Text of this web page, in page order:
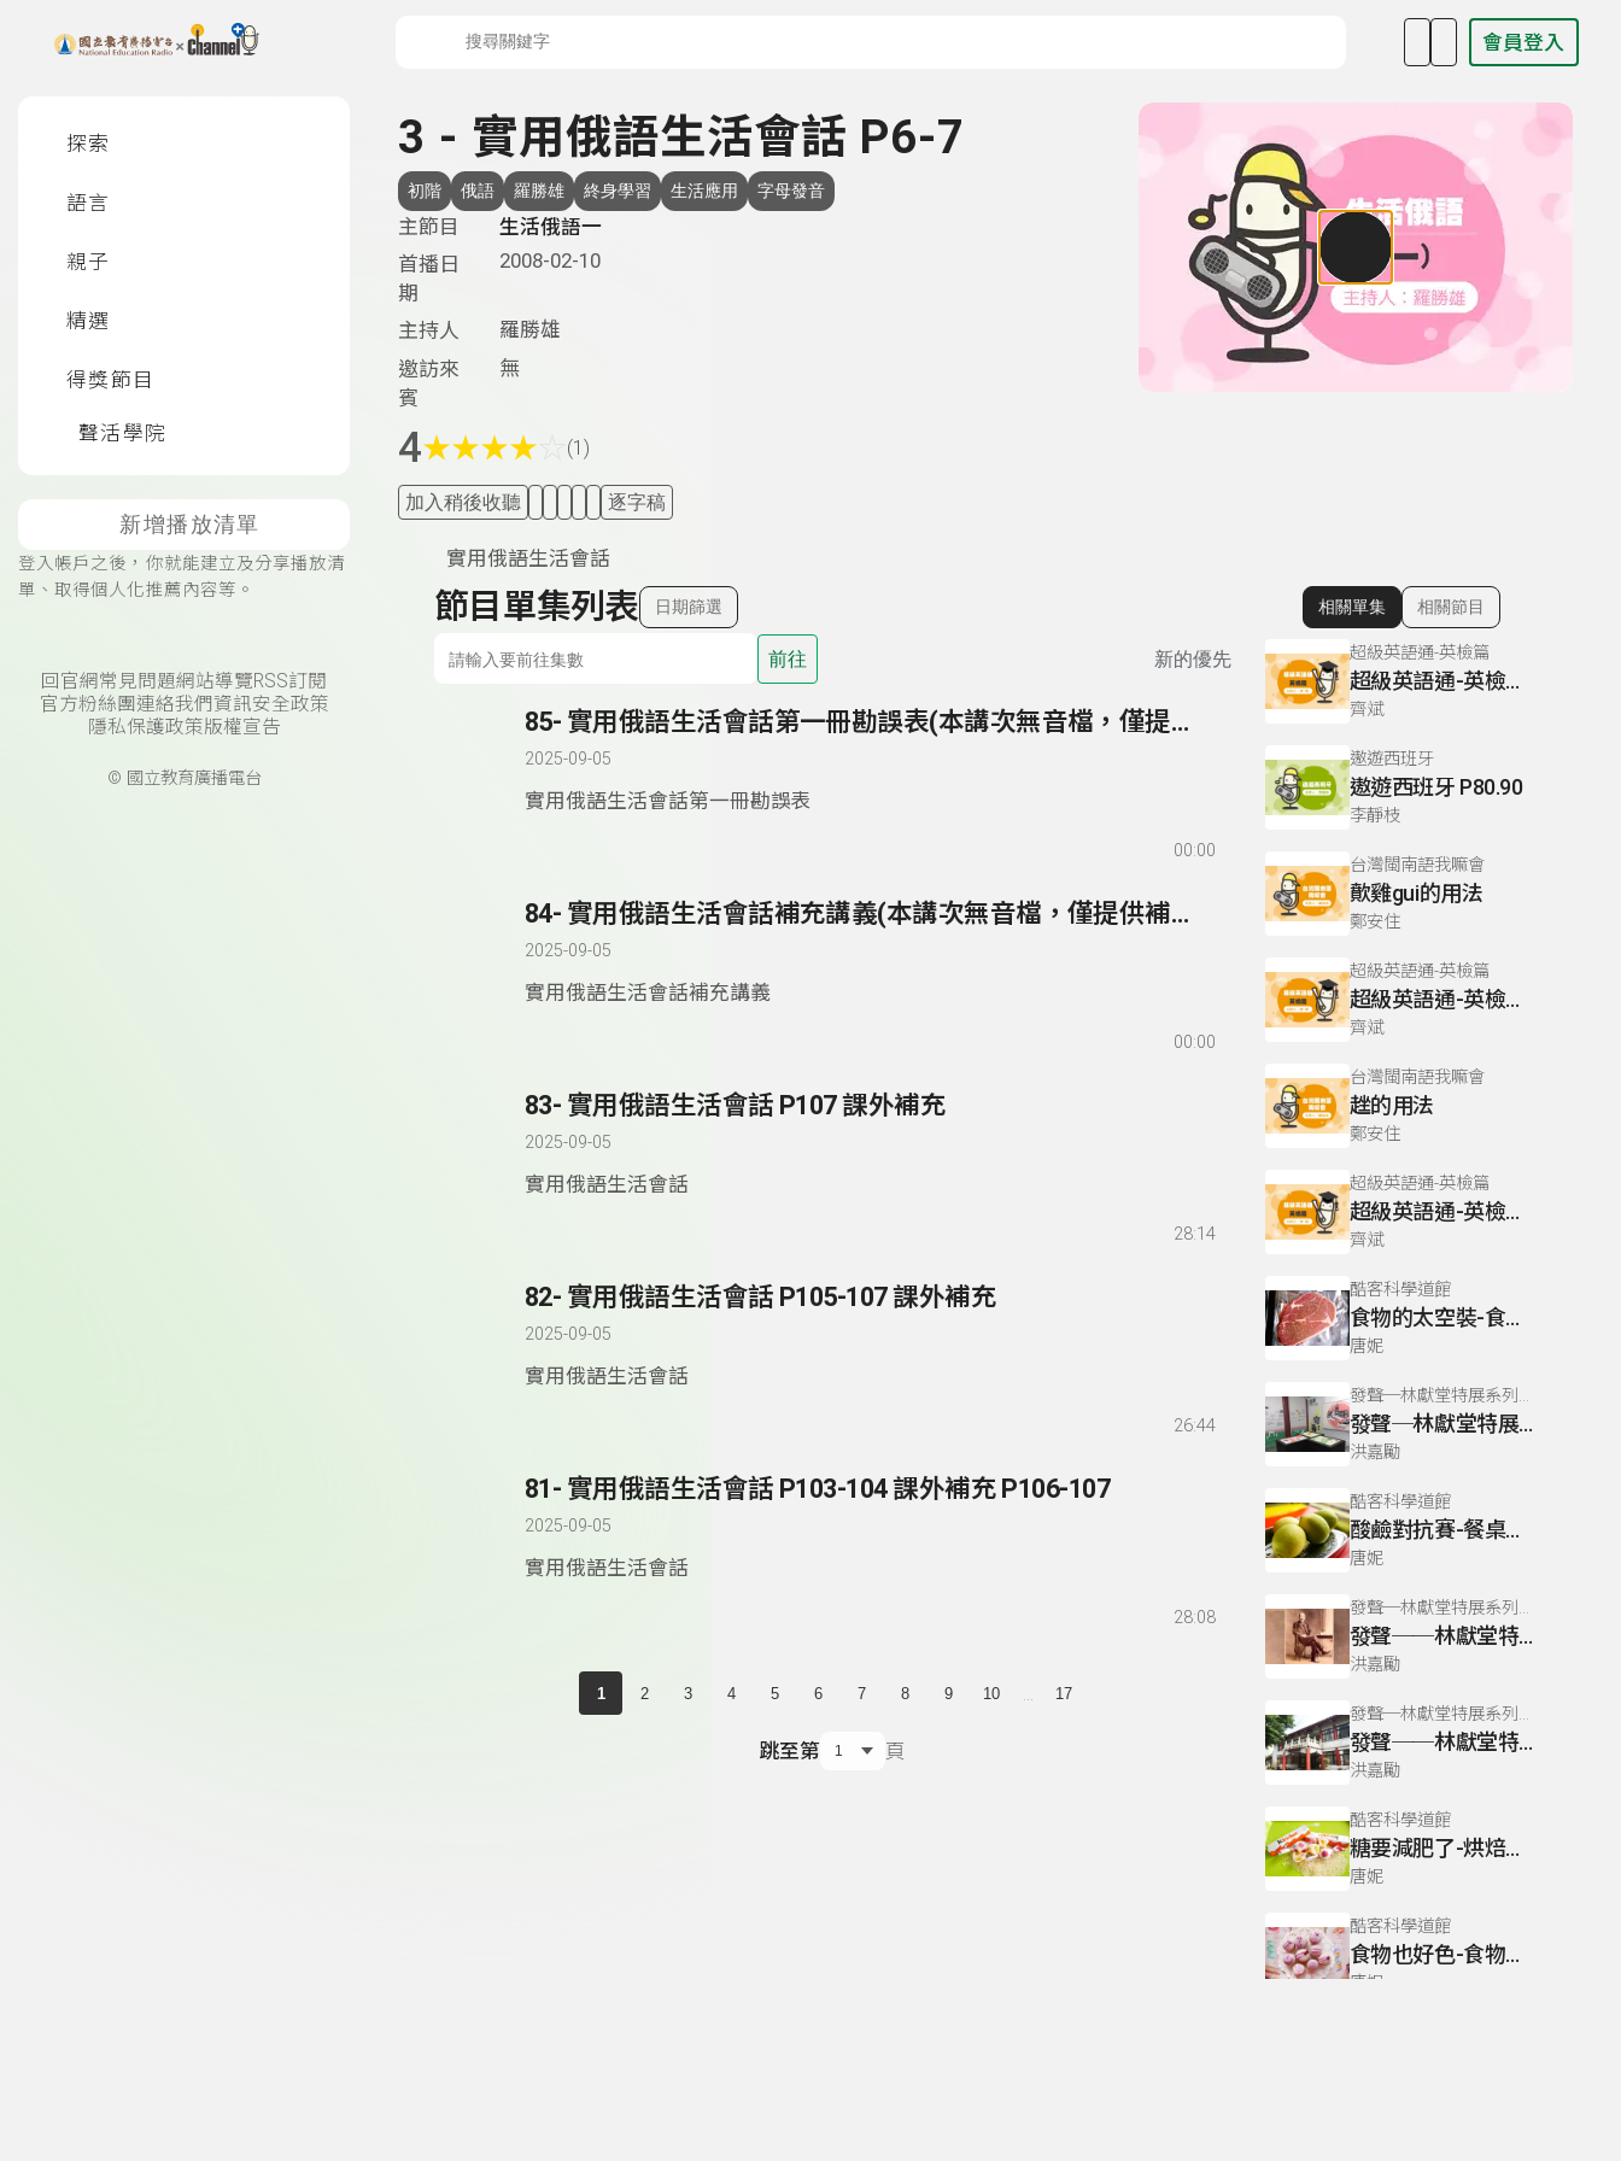
上方功能區塊 會員登入
探索
語言
親子
精選
得獎節目
聲活學院
新增播放清單
登入帳戶之後，你就能建立及分享播放清
單、取得個人化推薦內容等。
回官網常見問題網站導覽RSS訂閱
官方粉絲團連絡我們 資訊安全政策
隱私保護政策版權宣告
© 國立教育廣播電台
3 - 實用俄語生活會話 P6-7
初階 俄語 羅勝雄 終身學習 生活應用 字母發音
主節目
生活俄語一
首播日
期
2008-02-10
主持人
羅勝雄
邀訪來
賓
無
4★★★★ (1)
加入稍後收聽 逐字稿
實用俄語生活會話
節目單集列表 日期篩選
前往 新的優先
85- 實用俄語生活會話第一冊勘誤表(本講次無音檔，僅提供勘誤表)
2025-09-05
實用俄語生活會話第一冊勘誤表
00:00
84- 實用俄語生活會話補充講義(本講次無音檔，僅提供補充講義)
2025-09-05
實用俄語生活會話補充講義
00:00
83- 實用俄語生活會話 P107 課外補充
2025-09-05
實用俄語生活會話
28:14
82- 實用俄語生活會話 P105-107 課外補充
2025-09-05
實用俄語生活會話
26:44
81- 實用俄語生活會話 P103-104 課外補充 P106-107
2025-09-05
實用俄語生活會話
28:08
1 2 3 4 5 6 7 8 9 10 17
跳至第 頁
顯示相關單集
相關單集 相關節目
超級英語通-英檢篇
超級英語通-英檢篇 083 Cloze Test/段落填空-13
齊斌
遨遊西班牙
遨遊西班牙 P80.90
李靜枝
台灣閩南語我嘛會
歕雞gui的用法
鄭安住
超級英語通-英檢篇
超級英語通-英檢篇 035 Weekend Trip- 週末旅遊
齊斌
台灣閩南語我嘛會
趖的用法
鄭安住
超級英語通-英檢篇
超級英語通-英檢篇 080 Cloze Test/段落-10
齊斌
酷客科學道館
食物的太空裝-食物的科學(五)
唐妮
發聲─林獻堂特展系列專訪
發聲─林獻堂特展系列05
洪嘉勵
酷客科學道館
酸鹼對抗賽-餐桌上的科學(三)
唐妮
發聲─林獻堂特展系列專訪
發聲──林獻堂特展系列04
洪嘉勵
發聲─林獻堂特展系列專訪
發聲──林獻堂特展系列01
洪嘉勵
酷客科學道館
糖要減肥了-烘焙的科學(四)
唐妮
酷客科學道館
食物也好色-食物的科學(一)
唐妮